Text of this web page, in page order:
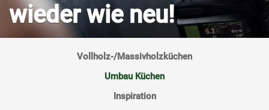
wieder wie neu!
Vollholz-/Massivholzküchen
Umbau Küchen
Inspiration